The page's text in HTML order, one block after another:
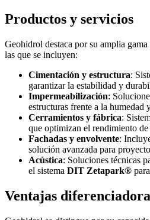
Productos y servicios
Geohidrol destaca por su amplia
las que se incluyen:
Cimentación y estructura:
garantizar la estabilidad y
Impermeabilización:
estructuras frente a la humedad
Cerramientos y fábrica:
que optimizan el rendimiento
Fachadas y envolvente:
solución avanzada para
Acústica: Soluciones técnicas
el sistema DIT Zetapark®
Ventajas